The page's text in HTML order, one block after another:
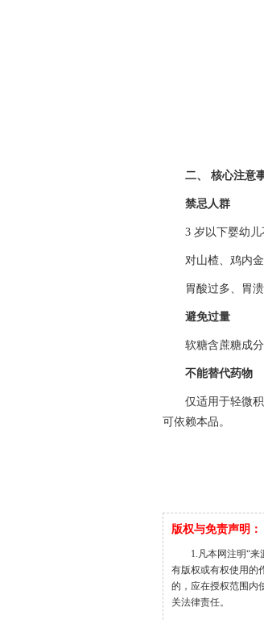
二、 核心注意
禁忌人群
3 岁以下婴幼
对山楂、鸡内
胃酸过多、胃
避免过量
软糖含蔗糖成
不能替代药物
仅适用于轻微
可依赖本品。
版权与免责声明：
1.凡本网注明“
有版权或有权使用的
的，应在授权范围内
关法律责任。